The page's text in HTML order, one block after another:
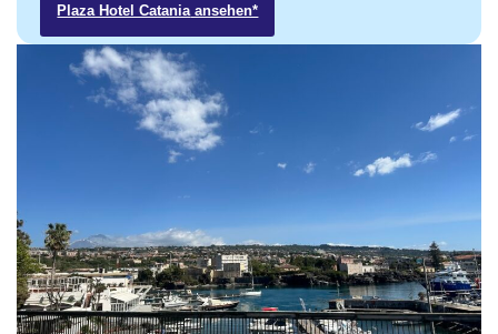
Plaza Hotel Catania ansehen*